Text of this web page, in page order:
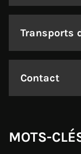
Transports
Contact
MOTS-